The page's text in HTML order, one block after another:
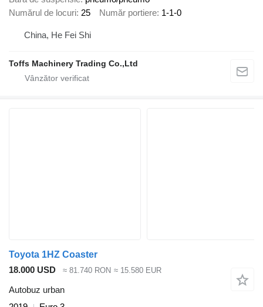
Numărul de locuri 25 Număr portiere 1-1-0
China, He Fei Shi
Toffs Machinery Trading Co.,Ltd
Toyota 1HZ Coaster
18.000 USD
≈ 81.740 RON ≈ 15.580 EUR
Autobuz urban